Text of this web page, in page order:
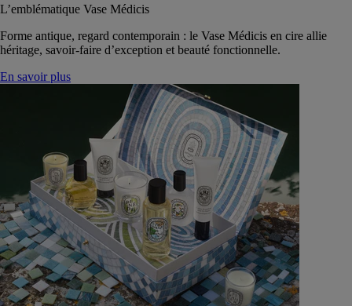
L’emblématique Vase Médicis
Forme antique, regard contemporain : le Vase Médicis en cire allie
héritage, savoir-faire d’exception et beauté fonctionnelle.
En savoir plus